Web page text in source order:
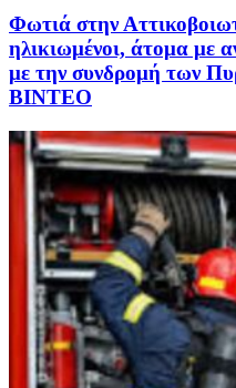
Φωτιά στην
ηλικιωμένοι, άτομα με
με την συνδρομή των
ΒΙΝΤΕΟ